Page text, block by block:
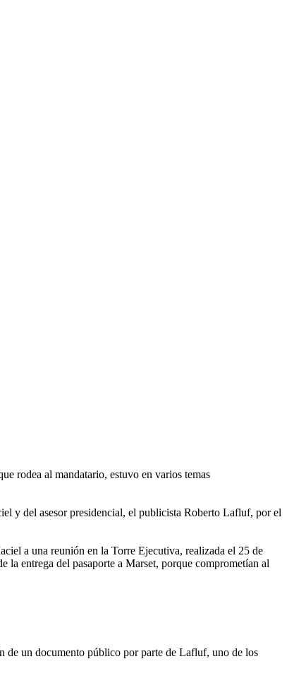
rodea al mandatario, estuvo en varios temas
y del asesor presidencial, el publicista Roberto Lafluf, por el
a una reunión en la Torre Ejecutiva, realizada el 25 de
la entrega del pasaporte a Marset, porque comprometían al
de un documento público por parte de Lafluf, uno de los